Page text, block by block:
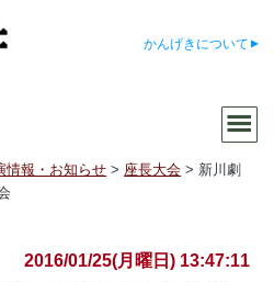
かんげきについて
情報・お知らせ > 座長大会 > 新川劇
2016/01/25(月曜日) 13:47:11